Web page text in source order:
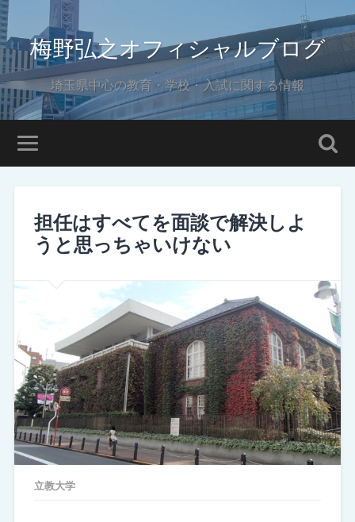
梅野弘之オフィシャルブログ
埼玉県中心の教育・学校・入試に関する情報
担任はすべてを面談で解決しよ
うと思っちゃいけない
立教大学